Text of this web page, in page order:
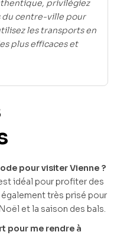
privilégiez
du centre-ville pour
les transports en
plus efficaces et
pour visiter Vienne ?
idéal pour profiter des
également très prisé pour
et la saison des bals.
pour me rendre à